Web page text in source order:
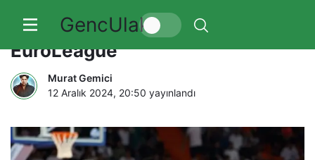
GencUlak
Fenerbahçe Alagöz Holding,
EuroLeague
Murat Gemici
12 Aralık 2024, 20:50 yayınlandı